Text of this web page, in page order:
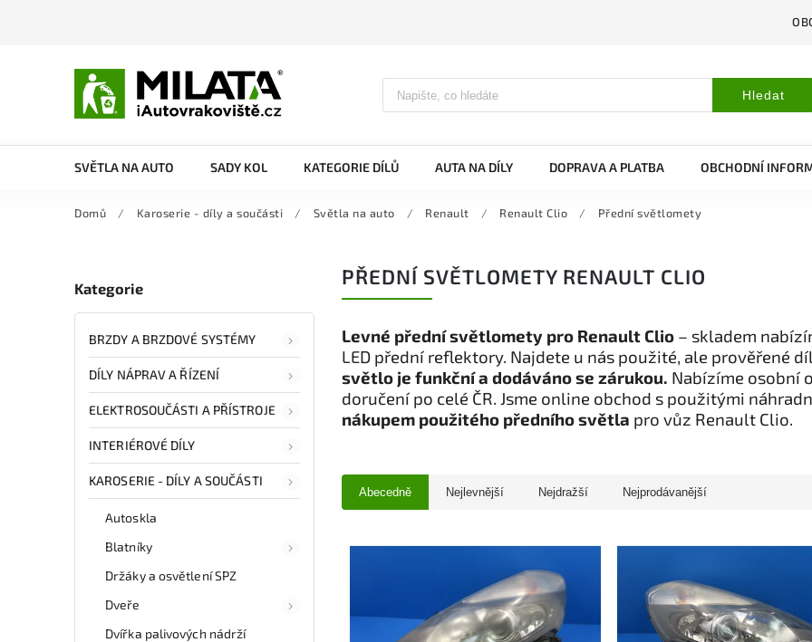
Hledat
SVĚTLA NA AUTO SADY KOL KATEGORIE DÍLŮ AUTA NA DÍLY DOPRAVA A PLATBA OBCHODNÍ
Domů / Karoserie - díly a součásti / Světla na auto / Renault / Renault Clio / Přední světlomety
Kategorie
BRZDY A BRZDOVÉ SYSTÉMY
DÍLY NÁPRAV A ŘÍZENÍ
ELEKTROSOUČÁSTI A PŘÍSTROJE
INTERIÉROVÉ DÍLY
KAROSERIE - DÍLY A SOUČÁSTI
Autoskla
Blatníky
Držáky a osvětlení SPZ
Dveře
Dvířka palivových nádrží
PŘEDNÍ SVĚTLOMETY RENAULT CLIO
Levné přední světlomety pro Renault Clio – skladem
LED přední reflektory. Najdete u nás použité, ale prověřené
světlo je funkční a dodáváno se zárukou. Nabízíme osobní
doručení po celé ČR. Jsme online obchod s použitými
nákupem použitého předního světla pro vůz Renault Clio.
Abecedně Nejlevnější Nejdražší Nejprodávanější